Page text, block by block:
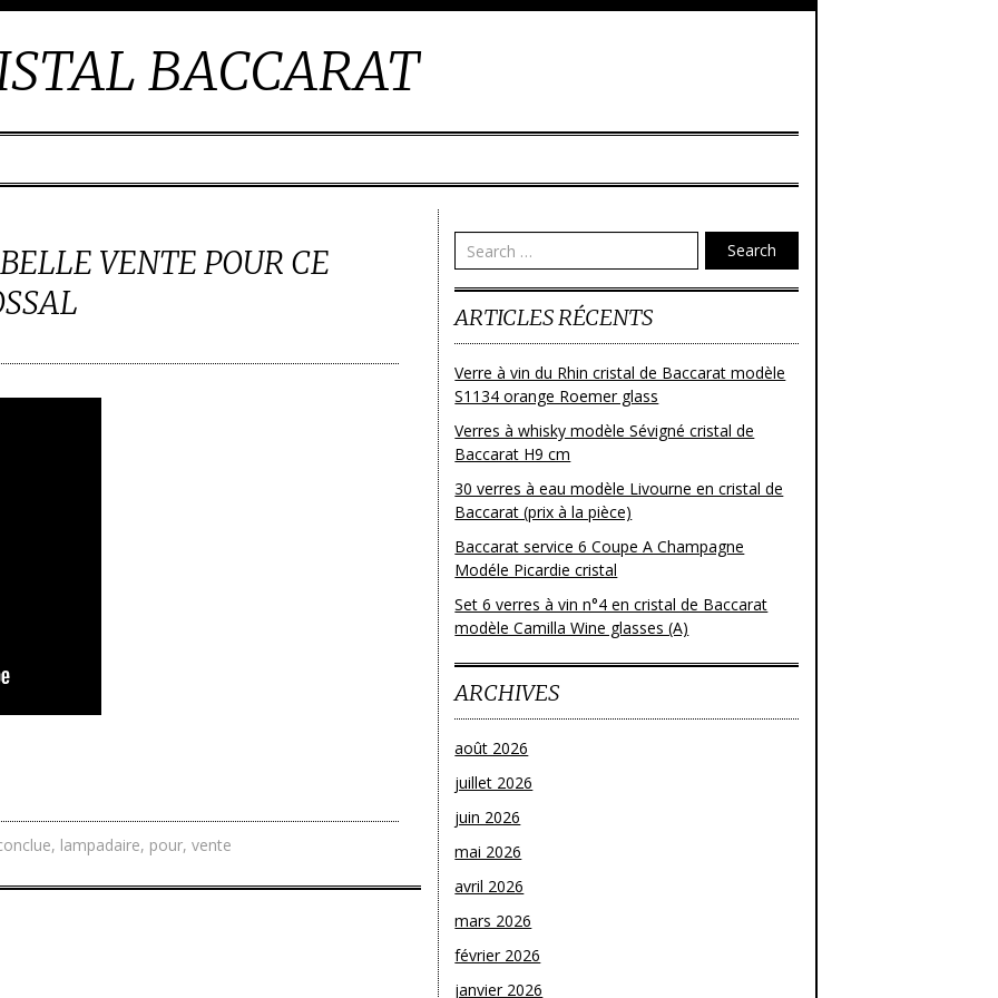
BACCARAT
VENTE POUR CE
, lampadaire, pour, vente
Search
ARTICLES RÉCENTS
Verre à vin du Rhin cristal de Baccarat modèle
S1134 orange Roemer glass
Verres à whisky modèle Sévigné cristal de
Baccarat H9 cm
30 verres à eau modèle Livourne en cristal de
Baccarat (prix à la pièce)
Baccarat service 6 Coupe A Champagne
Modéle Picardie cristal
Set 6 verres à vin n°4 en cristal de Baccarat
modèle Camilla Wine glasses (A)
ARCHIVES
août 2026
juillet 2026
juin 2026
mai 2026
avril 2026
mars 2026
février 2026
janvier 2026